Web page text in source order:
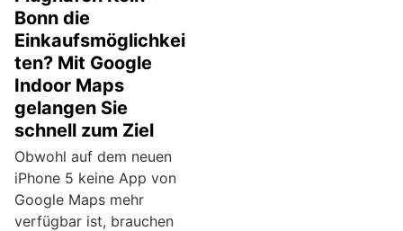
Bonn die
Einkaufsmöglichkei
ten? Mit Google
Indoor Maps
gelangen Sie
schnell zum Ziel
Obwohl auf dem neuen
iPhone 5 keine App von
Google Maps mehr
verfügbar ist, brauchen